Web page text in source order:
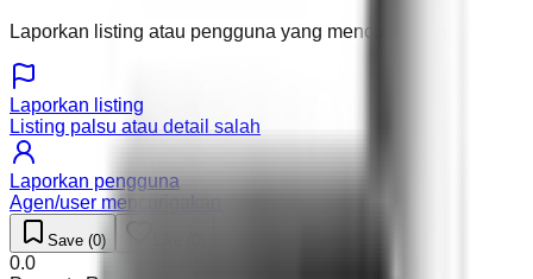
Laporkan listing atau pengguna yang mencurigakan.
Laporkan listing
Listing palsu atau detail salah
Laporkan pengguna
Agen/user mencurigakan
Save (0)
0.0